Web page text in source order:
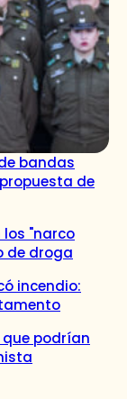
bandas
de
los "narco
de droga
incendio:
que podrían